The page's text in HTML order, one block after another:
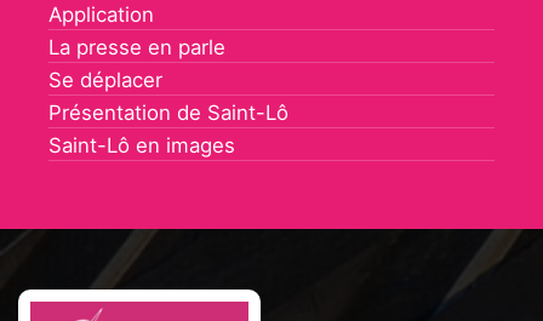
Application
La presse en parle
Se déplacer
Présentation de Saint-Lô
Saint-Lô en images